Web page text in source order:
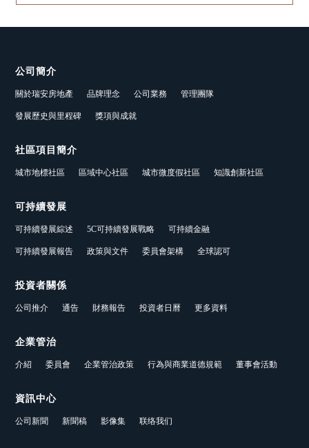
公司簡介
關於瑞安房地產 品牌理念 公司業務 管理團隊
發展歷史與里程碑 獎項與成就
社區項目簡介
城市地標社區 區域中心社區 城市微度假社區 知識創新社區
可持續發展
可持續發展綜述 5C可持續發展戰略 可持續金融
可持續發展報告 政策與文件 委員會架構 全球認可
投資者關係
公司推介 通告 財務報告 投資者日曆 更多資料
企業管治
介紹 委員會 企業管治政策 行為與商業道德規範 董事會活動
資訊中心
公司新聞 新聞稿 影像集 联络我们